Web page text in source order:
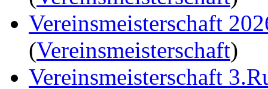
Vereinsmeisterschaft
(Vereinsmeisterschaft)
Vereinsmeisterschaft